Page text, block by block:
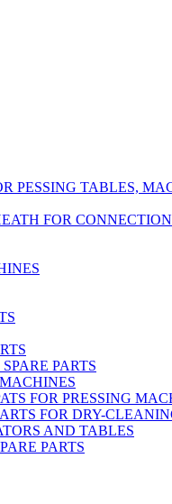
PESSING TABLES,
FOR CONNECTION
PARTS
FOR PRESSING
FOR DRY-
AND TABLES
PARTS